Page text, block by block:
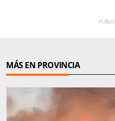
MÁS EN PROVINCIA